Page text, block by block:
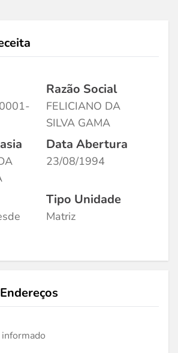
Razão Social
FELICIANO DA
SILVA GAMA
Data Abertura
23/08/1994
Tipo Unidade
Matriz